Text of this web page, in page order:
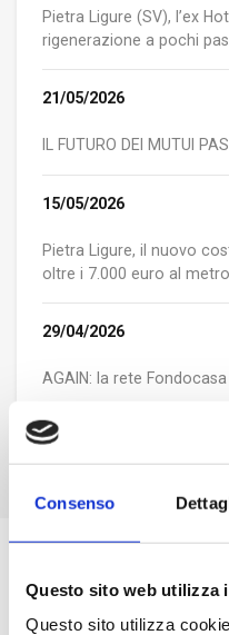
Consenso
Questo sito web utilizza
Questo sito utilizza
Pietra Ligure (SV), l’ex
rigenerazione a pochi
21/05/2026
IL FUTURO DEI MUTUI
15/05/2026
Pietra Ligure, il nuovo
oltre i 7.000 euro al
29/04/2026
AGAIN: la rete